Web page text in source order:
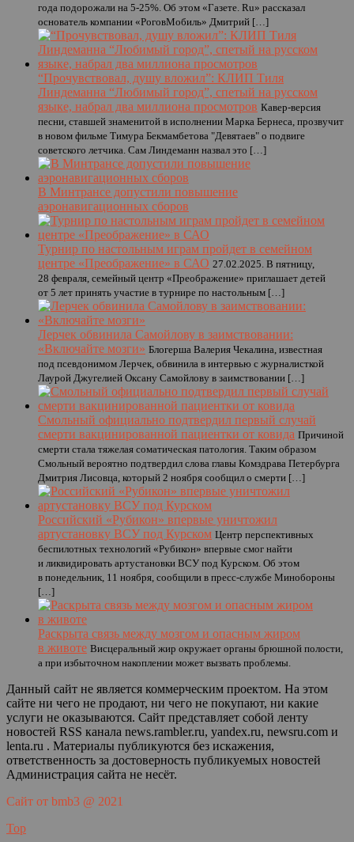
года подорожали на 5-25%. Об этом «Газете. Ru» рассказал
основатель компании «РоговМобиль» Дмитрий […]
“Прочувствовал, душу вложил”: КЛИП Тиля
Линдеманна “Любимый город”, спетый на русском
языке, набрал два миллиона просмотров Кавер-версия
песни, ставшей знаменитой в исполнении Марка Бернеса, прозвучит
в новом фильме Тимура Бекмамбетова "Девятаев" о подвиге
советского летчика. Сам Линдеманн назвал это […]
В Минтрансе допустили повышение
аэронавигационных сборов
Турнир по настольным играм пройдет в семейном
центре «Преображение» в САО 27.02.2025. В пятницу,
28 февраля, семейный центр «Преображение» приглашает детей
от 5 лет принять участие в турнире по настольным […]
Лерчек обвинила Самойлову в заимствовании:
«Включайте мозги» Блогерша Валерия Чекалина, известная
под псевдонимом Лерчек, обвинила в интервью с журналисткой
Лаурой Джугелией Оксану Самойлову в заимствовании […]
Смольный официально подтвердил первый случай
смерти вакцинированной пациентки от ковида Причиной
смерти стала тяжелая соматическая патология. Таким образом
Смольный вероятно подтвердил слова главы Комздрава Петербурга
Дмитрия Лисовца, который 2 ноября сообщил о смерти […]
Российский «Рубикон» впервые уничтожил
артустановку ВСУ под Курском Центр перспективных
беспилотных технологий «Рубикон» впервые смог найти
и ликвидировать артустановки ВСУ под Курском. Об этом
в понедельник, 11 ноября, сообщили в пресс-службе Минобороны
[…]
Раскрыта связь между мозгом и опасным жиром
в животе Висцеральный жир окружает органы брюшной полости,
а при избыточном накоплении может вызвать проблемы.
Данный сайт не является коммерческим проектом. На этом
сайте ни чего не продают, ни чего не покупают, ни какие
услуги не оказываются. Сайт представляет собой ленту
новостей RSS канала news.rambler.ru, yandex.ru, newsru.com и
lenta.ru . Материалы публикуются без искажения,
ответственность за достоверность публикуемых новостей
Администрация сайта не несёт.
Сайт от bmb3 @ 2021
Top